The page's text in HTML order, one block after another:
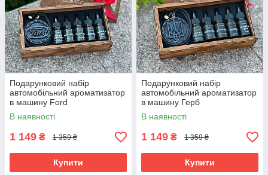
Подарунковий набір
автомобільний ароматизатор
в машину Ford
В наявності
1 149 ₴ 1 359 ₴
Купити
Подарунковий набір
автомобільний ароматизатор
в машину Герб
В наявності
1 149 ₴ 1 359 ₴
Купити